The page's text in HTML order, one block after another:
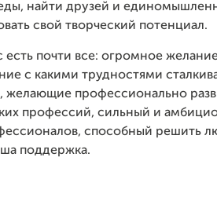
найти друзей и
свой творческий потенциал.
есть почти все: огромное
с какими трудностями
профессионально
профессий, сильный и
способный решить
поддержка.